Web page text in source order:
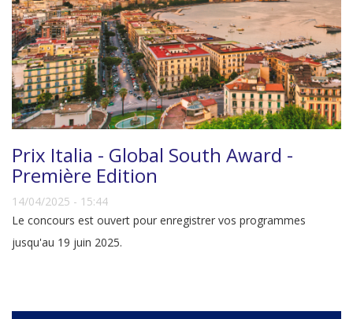
Prix Italia - Global South Award -
Première Edition
14/04/2025 - 15:44
Le concours est ouvert pour enregistrer vos programmes
jusqu'au 19 juin 2025.